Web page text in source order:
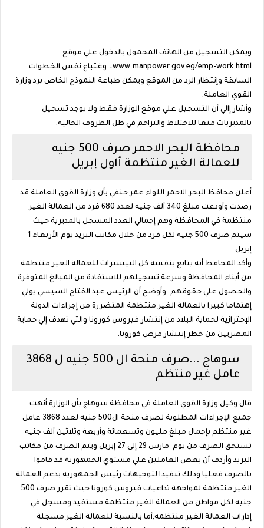
ويمكن التسجيل من الهاتف المحمول بالدخول علي موقع
www.manpower.gov.eg/emp-work.html، وغتباع نفس الخطوات
السابقة وإنتظار الرد من الموقع ويمكن طباعة النموذج الخاص برد وزارة
القوي العاملة.
وأشار إالي أن التسجيل علي موقع الوزارة فقط ولا يوجد تسجيل
بالمديريات منعا للاختلاط والتزاحم في ظل الظروف الحاليه.
محافظة البحر الاحمر صرف 500 جنيه
للعمالة الغير منتظمة أاول إبريل
أعلن محافظ البحر الاحمر اللواء عمر حنفي بأن وزارة القوي العاملة قد
رصدت وأودعت مبلغ 340 ألف جنيه لعدد 680 فرد من العمالة الغير
منتظمة في المحافظة وهم إجمالي العدد المسجل بالمديرية حيث
سيتم صرف 500 جنيه لكل فرد من خلال مكاتب البريد يوم الأربعاء 1
إبريل
وأكد المحافظ أنة يتابع بنفسة كل التيسيرات للعمالة الغير منتظمة
من أبناء المحافظة وسرعة تسجيلهم للاستفادة من المبالغ المتوفرة
والحصول علي حقوقهم. وأوضح أن الرئيس عبد الفتاح السيسي يولي
إهتماما كبيرا بالعمالة الغير منتظمة المتضررة من إجراءات الدولة
الإحترازية لحماية البلاد من إنتشار فيروس كورونا والتي تهدف إلي حماية
المصريين من خطر إنتشار مرض كورونا.
سوهاج ...صرف منحة ال 500 جنيه ل 3868
عامل غير منتظم
قال وكيل وزارة القوي العاملة في محافظة سوهاج بأن الوزارة أنهت
جميع الإجراءات المطلوبة لصرف منحة ال500 جنيه لعدد 3868 عامل
غير منتظم بإجمال مبلغ مليون وتسعمائة وأربعة وثلاثين ألف جنيه
تستحق الصرف من يوم مارس 29 إلى 27 إبريل ويتم الصرف من مكاتب
البريد وأردف أن بعض العاملين علي مستوي الجمهورية قد قاموا
بالصرف فعليا وذلك تنفيذا لتوجيهات رئيس الجمهورية بدعم العمالة
الغير منتظمة لمواجهة تداعيات فيروس كورونا حيث تقرر صرف 500
جنيه لكل مواطن من العمالة الغير منتظمة مستفيد ومسجل في
إدارات العمالة الغير منتظمه,أما بالنسبة للعمالة الغير مسجلة